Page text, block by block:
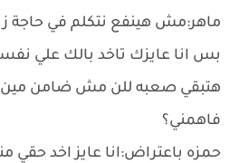
ماهر:مش هينفع نتكلم في حاجة
بس انا عايزك تاخد بالك علي
هتبقي صعبه للن مش ضامن مين
فاهمني؟
حمزه باعتراض:انا عايز اخد حقي